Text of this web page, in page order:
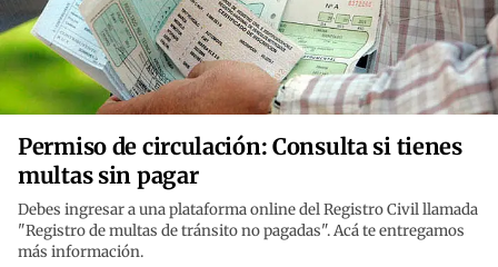
Permiso de circulación: Consulta si tienes
multas sin pagar
Debes ingresar a una plataforma online del Registro Civil llamada
"Registro de multas de tránsito no pagadas". Acá te entregamos
más información.